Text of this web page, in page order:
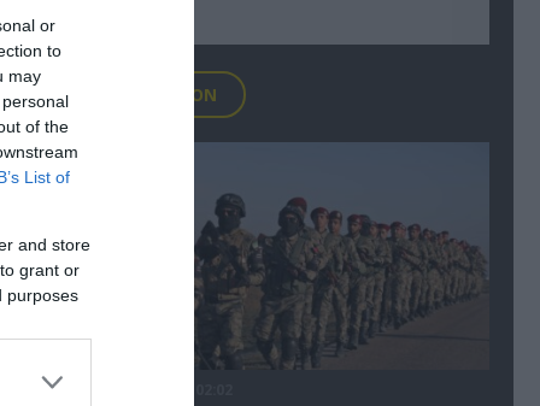
or
to
may
of the
List of
and store
grant or
purposes
FOCUS ON